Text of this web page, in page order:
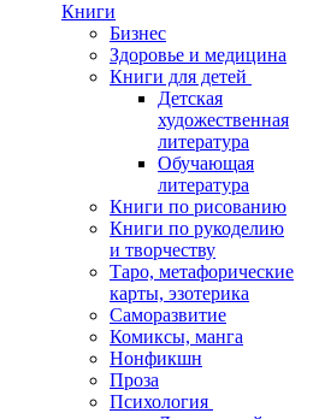
Книги
Бизнес
Здоровье и медицина
Книги для детей
Детская
художественная
литература
Обучающая
литература
Книги по рисованию
Книги по рукоделию
и творчеству
Таро, метафорические
карты, эзотерика
Саморазвитие
Комиксы, манга
Нонфикшн
Проза
Психология